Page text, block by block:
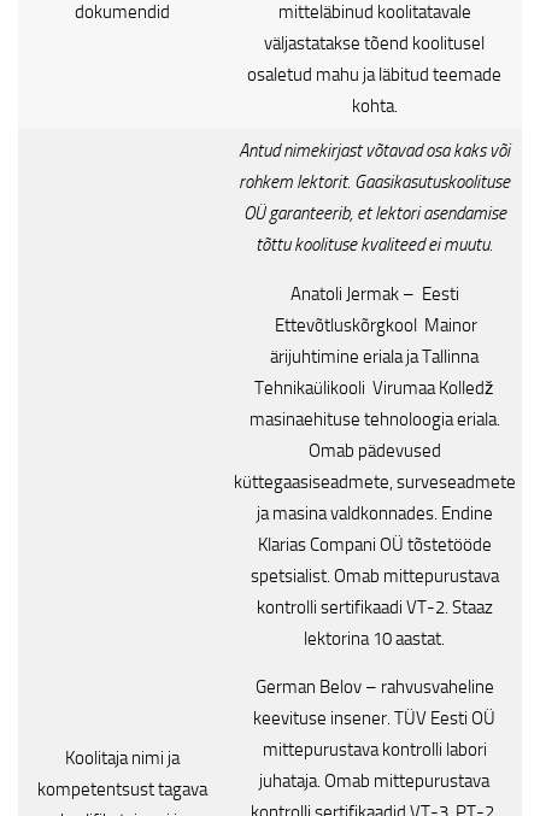
dokumendid
mitteläbinud koolitatavale
väljastatakse tõend koolitusel
osaletud mahu ja läbitud teemade
kohta.
Koolitaja nimi ja
kompetentsust tagava
Antud nimekirjast võtavad osa kaks või
rohkem lektorit. Gaasikasutuskoolituse
OÜ garanteerib, et lektori asendamise
tõttu koolituse kvaliteed ei muutu.
Anatoli Jermak – Eesti
Ettevõtluskõrgkool Mainor
ärijuhtimine eriala ja Tallinna
Tehnikaülikooli Virumaa Kolledž
masinaehituse tehnoloogia eriala.
Omab pädevused
küttegaasiseadmete, surveseadmete
ja masina valdkonnades. Endine
Klarias Compani OÜ tõstetööde
spetsialist. Omab mittepurustava
kontrolli sertifikaadi VT-2. Staaz
lektorina 10 aastat.
German Belov – rahvusvaheline
keevituse insener. TÜV Eesti OÜ
mittepurustava kontrolli labori
juhataja. Omab mittepurustava